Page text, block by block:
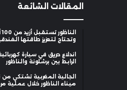
المقالات الشائعة
وتحتاج لتعزيز طاقتها
اندلاع حريق في سيارة
الرابط بين برشلونة والناظور
الجالية المغربية تشتكي
ميناء الناظور خلال عملية